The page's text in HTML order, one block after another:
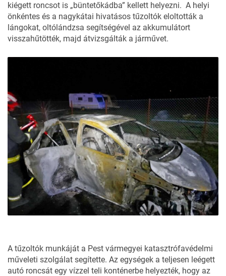
kiégett roncsot is „büntetőkádba” kellett helyezni. A helyi
önkéntes és a nagykátai hivatásos tűzoltók eloltották a
lángokat, oltólándzsa segítségével az akkumulátort
visszahűtötték, majd átvizsgálták a járművet.
A tűzoltók munkáját a Pest vármegyei katasztrófavédelmi
műveleti szolgálat segítette. Az egységek a teljesen leégett
autó roncsát egy vízzel teli konténerbe helyezték, hogy az